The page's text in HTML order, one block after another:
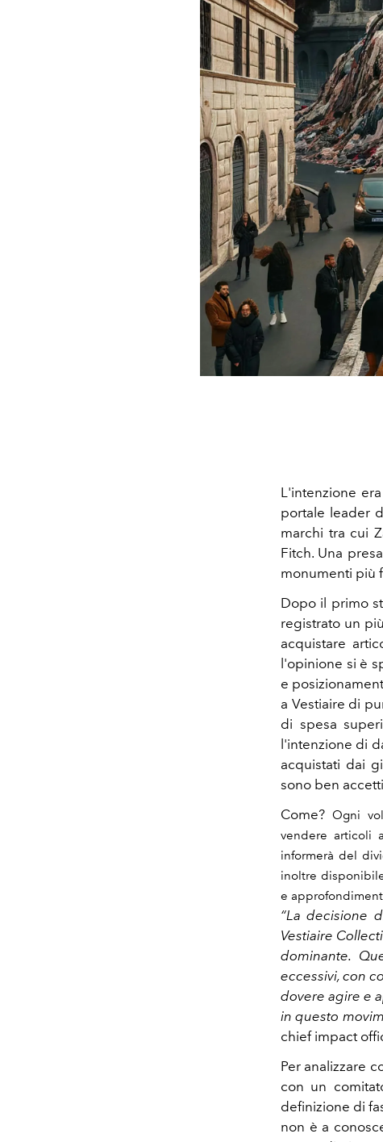
L'intenzione
portale leader
marchi tra cui
Fitch. Una
monumenti più
Dopo il primo
registrato un
acquistare
l'opinione si è
e
a Vestiaire di
di spesa
l'intenzione di
acquistati dai
sono ben
Come? Ogni
vendere articoli
informerà del
inoltre
e
“La decisione
Vestiaire
dominante.
eccessivi, con
dovere agire e
in questo
chief impact
Per analizzare
con un
definizione di
non è a